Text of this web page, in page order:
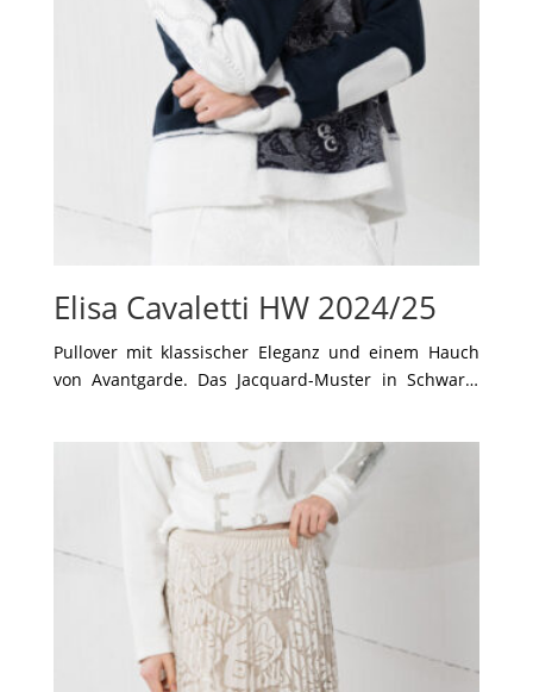
Elisa Cavaletti HW 2024/25
Pullover mit klassischer Eleganz und einem Hauch
von Avantgarde. Das Jacquard-Muster in Schwarz-
Stickereien und der Patchwork-Look dem Modell eine
moderne Note verleihen. Die lockere Passform und
der asymmetrische Saum machen dieses Oberteil
perfekt für kühle Tage, an denen Komfort und Stil
gleichermaßen im Vordergrund stehen. Kombiniert
mit schlichten Hosen entsteht ein harmonischer,
aber dennoch auffälliger Look.